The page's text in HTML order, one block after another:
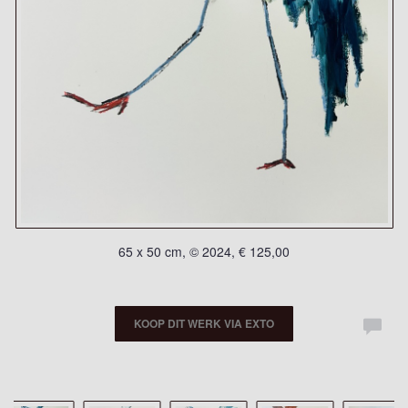
65 x 50 cm, © 2024, € 125,00
KOOP DIT WERK VIA EXTO